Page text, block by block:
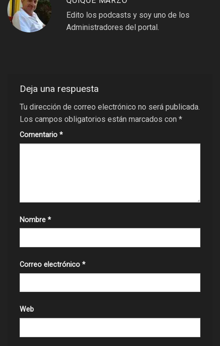
Edito los podcasts y soy uno de los
Administradores del portal.
Deja una respuesta
Tu dirección de correo electrónico no será publicada.
Los campos obligatorios están marcados con *
Comentario *
Nombre *
Correo electrónico *
Web